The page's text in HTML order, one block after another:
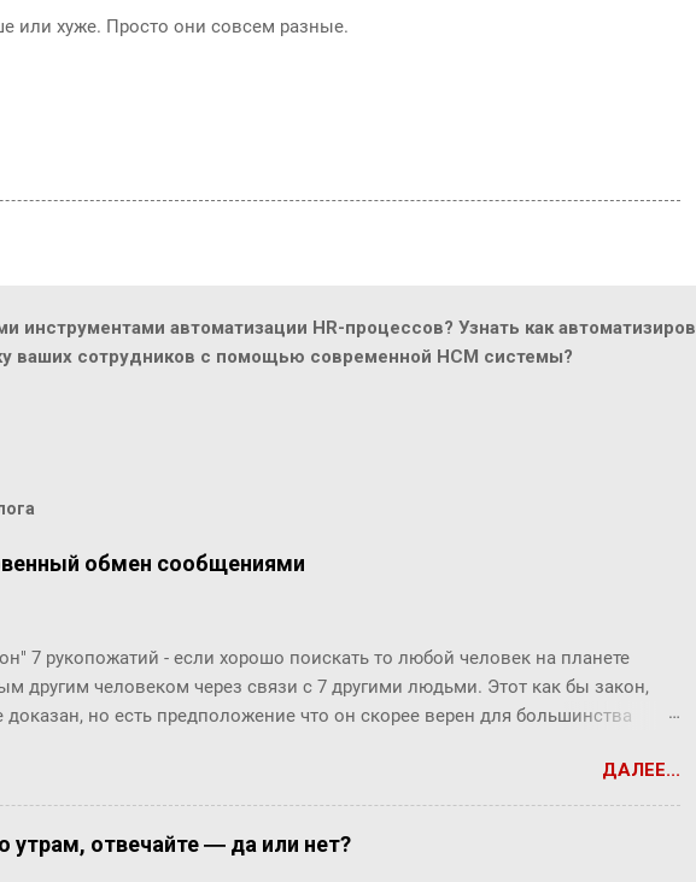
или хуже. Просто они совсем разные.
инструментами автоматизации HR-процессов? Узнать как
ваших сотрудников с помощью современной HCM системы?
обмен сообщениями
7 рукопожатий - если хорошо поискать то любой человек на планете
другим человеком через связи с 7 другими людьми. Этот как бы закон,
доказан, но есть предположение что он скорее верен для большинства
счет технологий (интернет, авиаперелеты и т.п.). Этот закон ребята из
решили проверить на пользователях Microsoft Messenger (180
базе из их 30 миллиардов сообщений (начиная с 2006 года). Знакомыми
людей, хотя бы раз обменявшихся сообщениями в чате. Окзалось, что средняя
ДАЛЕЕ...
утрам, отвечайте ― да или нет?